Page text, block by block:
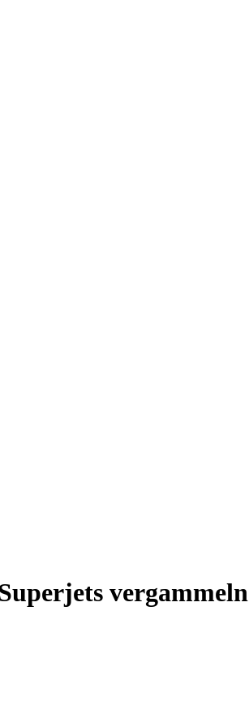
vergammeln